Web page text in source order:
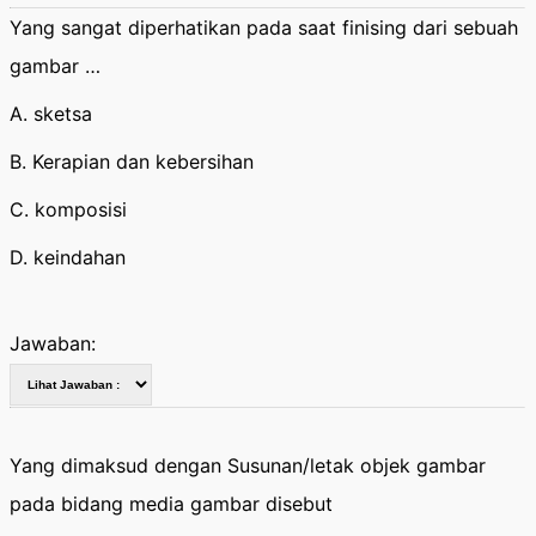
Yang sangat diperhatikan pada saat finising dari sebuah
gambar …
A. sketsa
B. Kerapian dan kebersihan
C. komposisi
D. keindahan
Jawaban:
Yang dimaksud dengan Susunan/letak objek gambar
pada bidang media gambar disebut